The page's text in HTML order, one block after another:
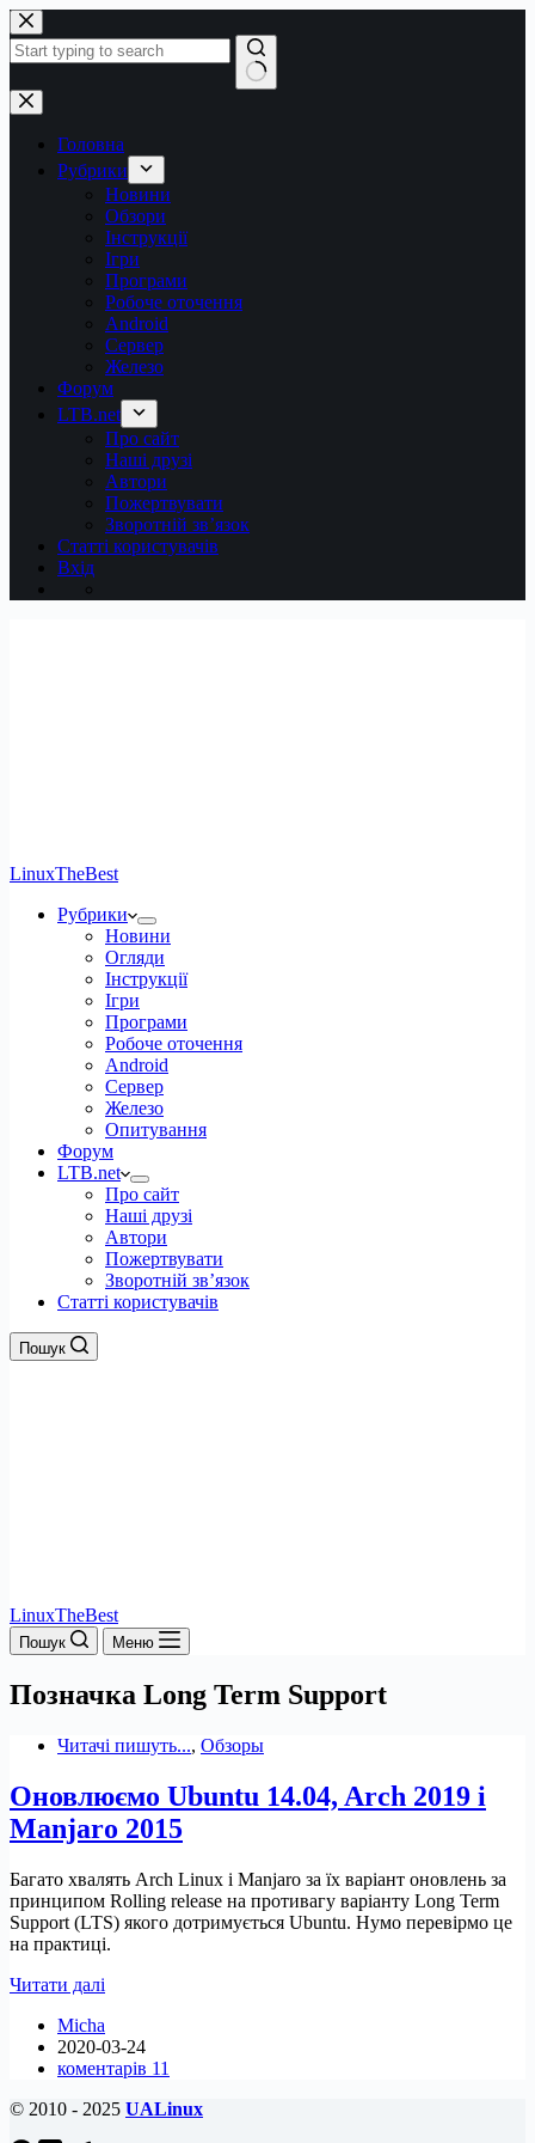
Перейти
до
вмісту
Немає
результатів
Головна
Рубрики
Новини
Обзори
Інструкції
Ігри
Програми
Робоче оточення
Android
Сервер
Железо
Форум
LTB.net
Про сайт
Наші друзі
Автори
Пожертвувати
Зворотній зв’язок
Статті користувачів
Вхід
LinuxTheBest
Рубрики
Новини
Огляди
Інструкції
Ігри
Програми
Робоче оточення
Android
Сервер
Железо
Опитування
Форум
LTB.net
Про сайт
Наші друзі
Автори
Пожертвувати
Зворотній зв’язок
Статті користувачів
Пошук
LinuxTheBest
Пошук Меню
Позначка Long Term Support
Читачі пишуть..., Обзоры
Оновлюємо Ubuntu 14.04, Arch 2019 і
Manjaro 2015
Багато хвалять Arch Linux і Manjaro за їх варіант оновлень за
принципом Rolling release на противагу варіанту Long Term
Support (LTS) якого дотримується Ubuntu. Нумо перевірмо це
на практиці.
Читати далі
14.04,
Arch
2019
Manjaro
Micha
2020-03-24
коментарів 11
© 2010 - 2025 UALinux